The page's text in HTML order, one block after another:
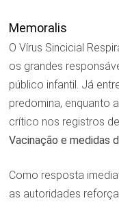
Memoralis
O Vírus Sincicial
os grandes
público infantil. Já
predomina, enquanto
crítico nos registros
Vacinação e medidas
Como resposta
as autoridades